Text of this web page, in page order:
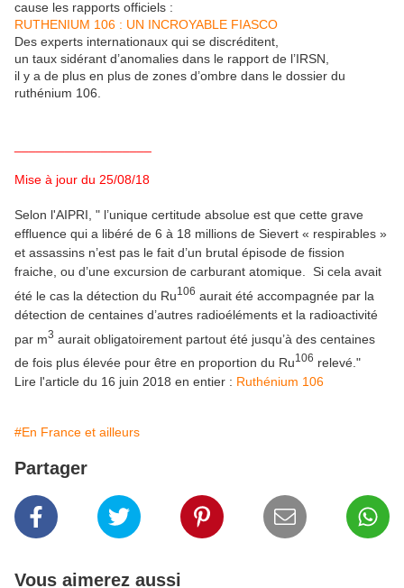
cause les rapports officiels :
RUTHENIUM 106 : UN INCROYABLE FIASCO
Des experts internationaux qui se discréditent,
un taux sidérant d’anomalies dans le rapport de l’IRSN,
il y a de plus en plus de zones d’ombre dans le dossier du
ruthénium 106.
Mise à jour du 25/08/18
Selon l'AIPRI, " l’unique certitude absolue est que cette grave
effluence qui a libéré de 6 à 18 millions de Sievert « respirables »
et assassins n’est pas le fait d’un brutal épisode de fission
fraiche, ou d’une excursion de carburant atomique. Si cela avait
été le cas la détection du Ru106 aurait été accompagnée par la
détection de centaines d’autres radioéléments et la radioactivité
par m3 aurait obligatoirement partout été jusqu’à des centaines
de fois plus élevée pour être en proportion du Ru106 relevé."
Lire l'article du 16 juin 2018 en entier : Ruthénium 106
#En France et ailleurs
Partager
Vous aimerez aussi